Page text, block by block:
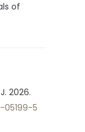
of
2026.
05199-5